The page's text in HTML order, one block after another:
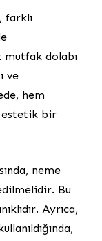
farklı
dolabı
ve
hem
estetik bir
neme
Bu
Ayrıca,